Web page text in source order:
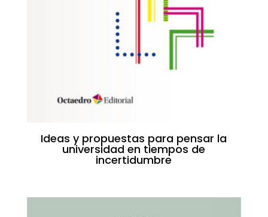
Ideas y propuestas para pensar la
universidad en tiempos de
incertidumbre